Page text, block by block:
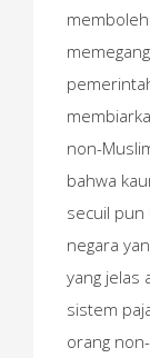
non-
bahwa
secuil pun
negara
yang jelas
sistem
orang